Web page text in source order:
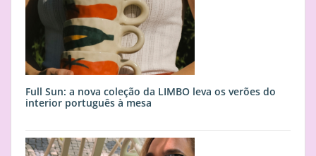
Full Sun: a nova coleção da LIMBO leva os verões do
interior português à mesa